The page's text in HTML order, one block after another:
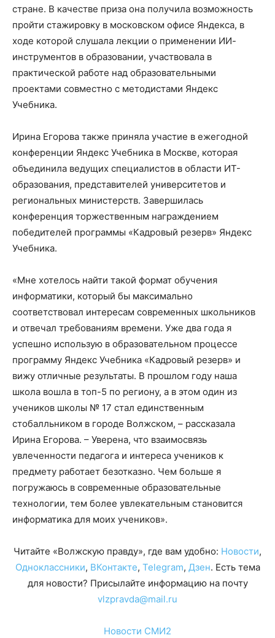
стране. В качестве приза она получила возможность
пройти стажировку в московском офисе Яндекса, в
ходе которой слушала лекции о применении ИИ-
инструментов в образовании, участвовала в
практической работе над образовательными
проектами совместно с методистами Яндекс
Учебника.
Ирина Егорова также приняла участие в ежегодной
конференции Яндекс Учебника в Москве, которая
объединила ведущих специалистов в области ИТ-
образования, представителей университетов и
региональных министерств. Завершилась
конференция торжественным награждением
победителей программы «Кадровый резерв» Яндекс
Учебника.
«Мне хотелось найти такой формат обучения
информатики, который бы максимально
соответствовал интересам современных школьников
и отвечал требованиям времени. Уже два года я
успешно использую в образовательном процессе
программу Яндекс Учебника «Кадровый резерв» и
вижу отличные результаты. В прошлом году наша
школа вошла в топ-5 по региону, а в этом один из
учеников школы № 17 стал единственным
стобалльником в городе Волжском, – рассказала
Ирина Егорова. – Уверена, что взаимосвязь
увлеченности педагога и интереса учеников к
предмету работает безотказно. Чем больше я
погружаюсь в современные образовательные
технологии, тем более увлекательным становится
информатика для моих учеников».
Читайте «Волжскую правду», где вам удобно: Новости,
Одноклассники, ВКонтакте, Telegram, Дзен. Есть тема
для новости? Присылайте информацию на почту
vlzpravda@mail.ru
Новости СМИ2